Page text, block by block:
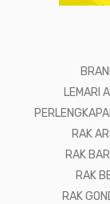
LEMARI
RAK
RAK
RAK
RAK